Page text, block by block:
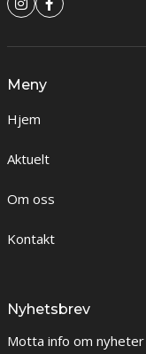
Meny
Hjem
Aktuelt
Om oss
Kontakt
Nyhetsbrev
Motta info om